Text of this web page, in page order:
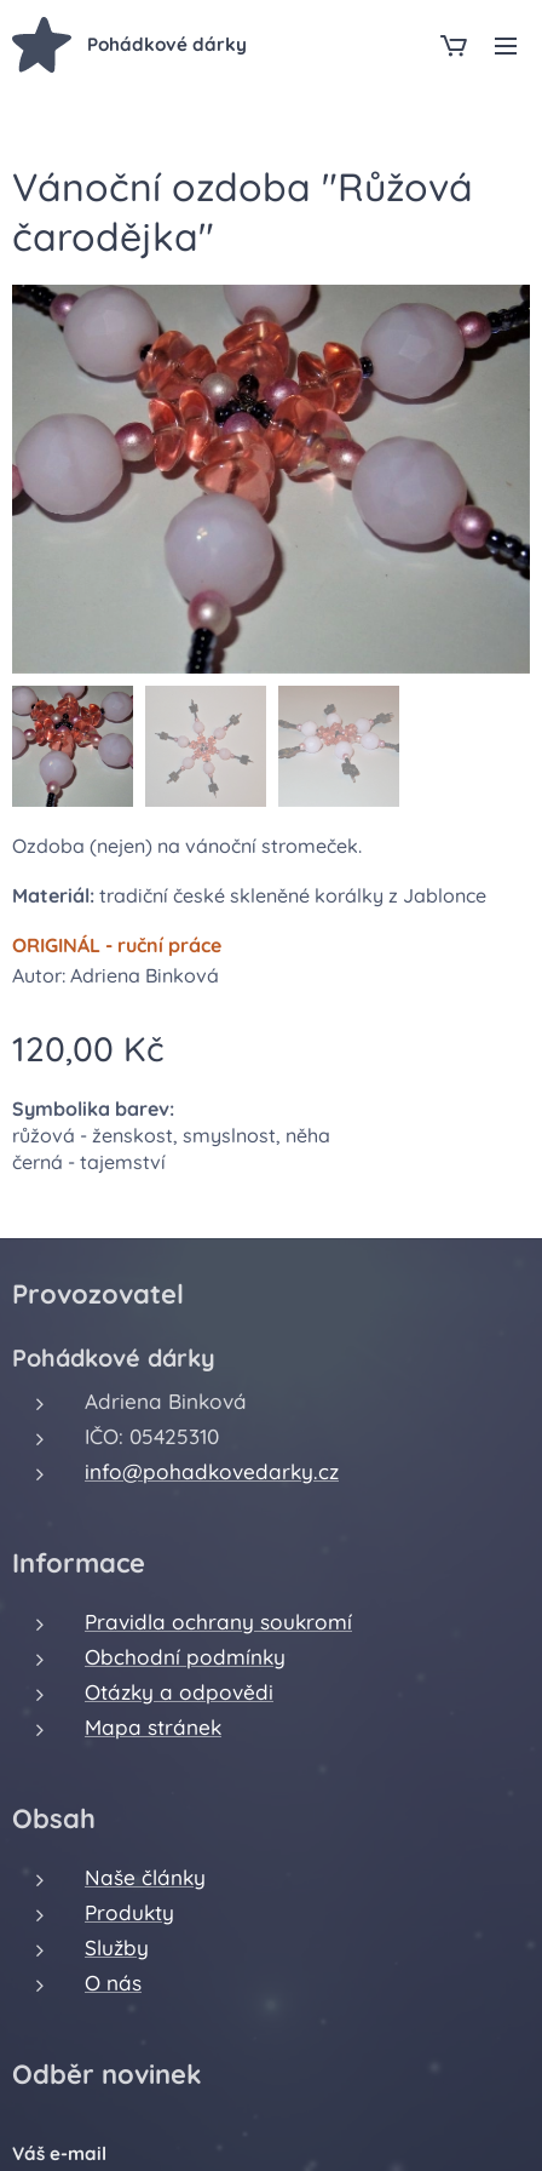
Pohádkové dárky
Vánoční ozdoba "Růžová
čarodějka"
Ozdoba (nejen) na vánoční stromeček.
Materiál: tradiční české skleněné korálky z Jablonce
ORIGINÁL - ruční práce
Autor: Adriena Binková
120,00 Kč
Symbolika barev:
růžová - ženskost, smyslnost, něha
černá - tajemství
Provozovatel
Pohádkové dárky
Adriena Binková
IČO: 05425310
info@pohadkovedarky.cz
Informace
Pravidla ochrany soukromí
Obchodní podmínky
Otázky a odpovědi
Mapa stránek
Obsah
Naše články
Produkty
Služby
O nás
Odběr novinek
Váš e-mail